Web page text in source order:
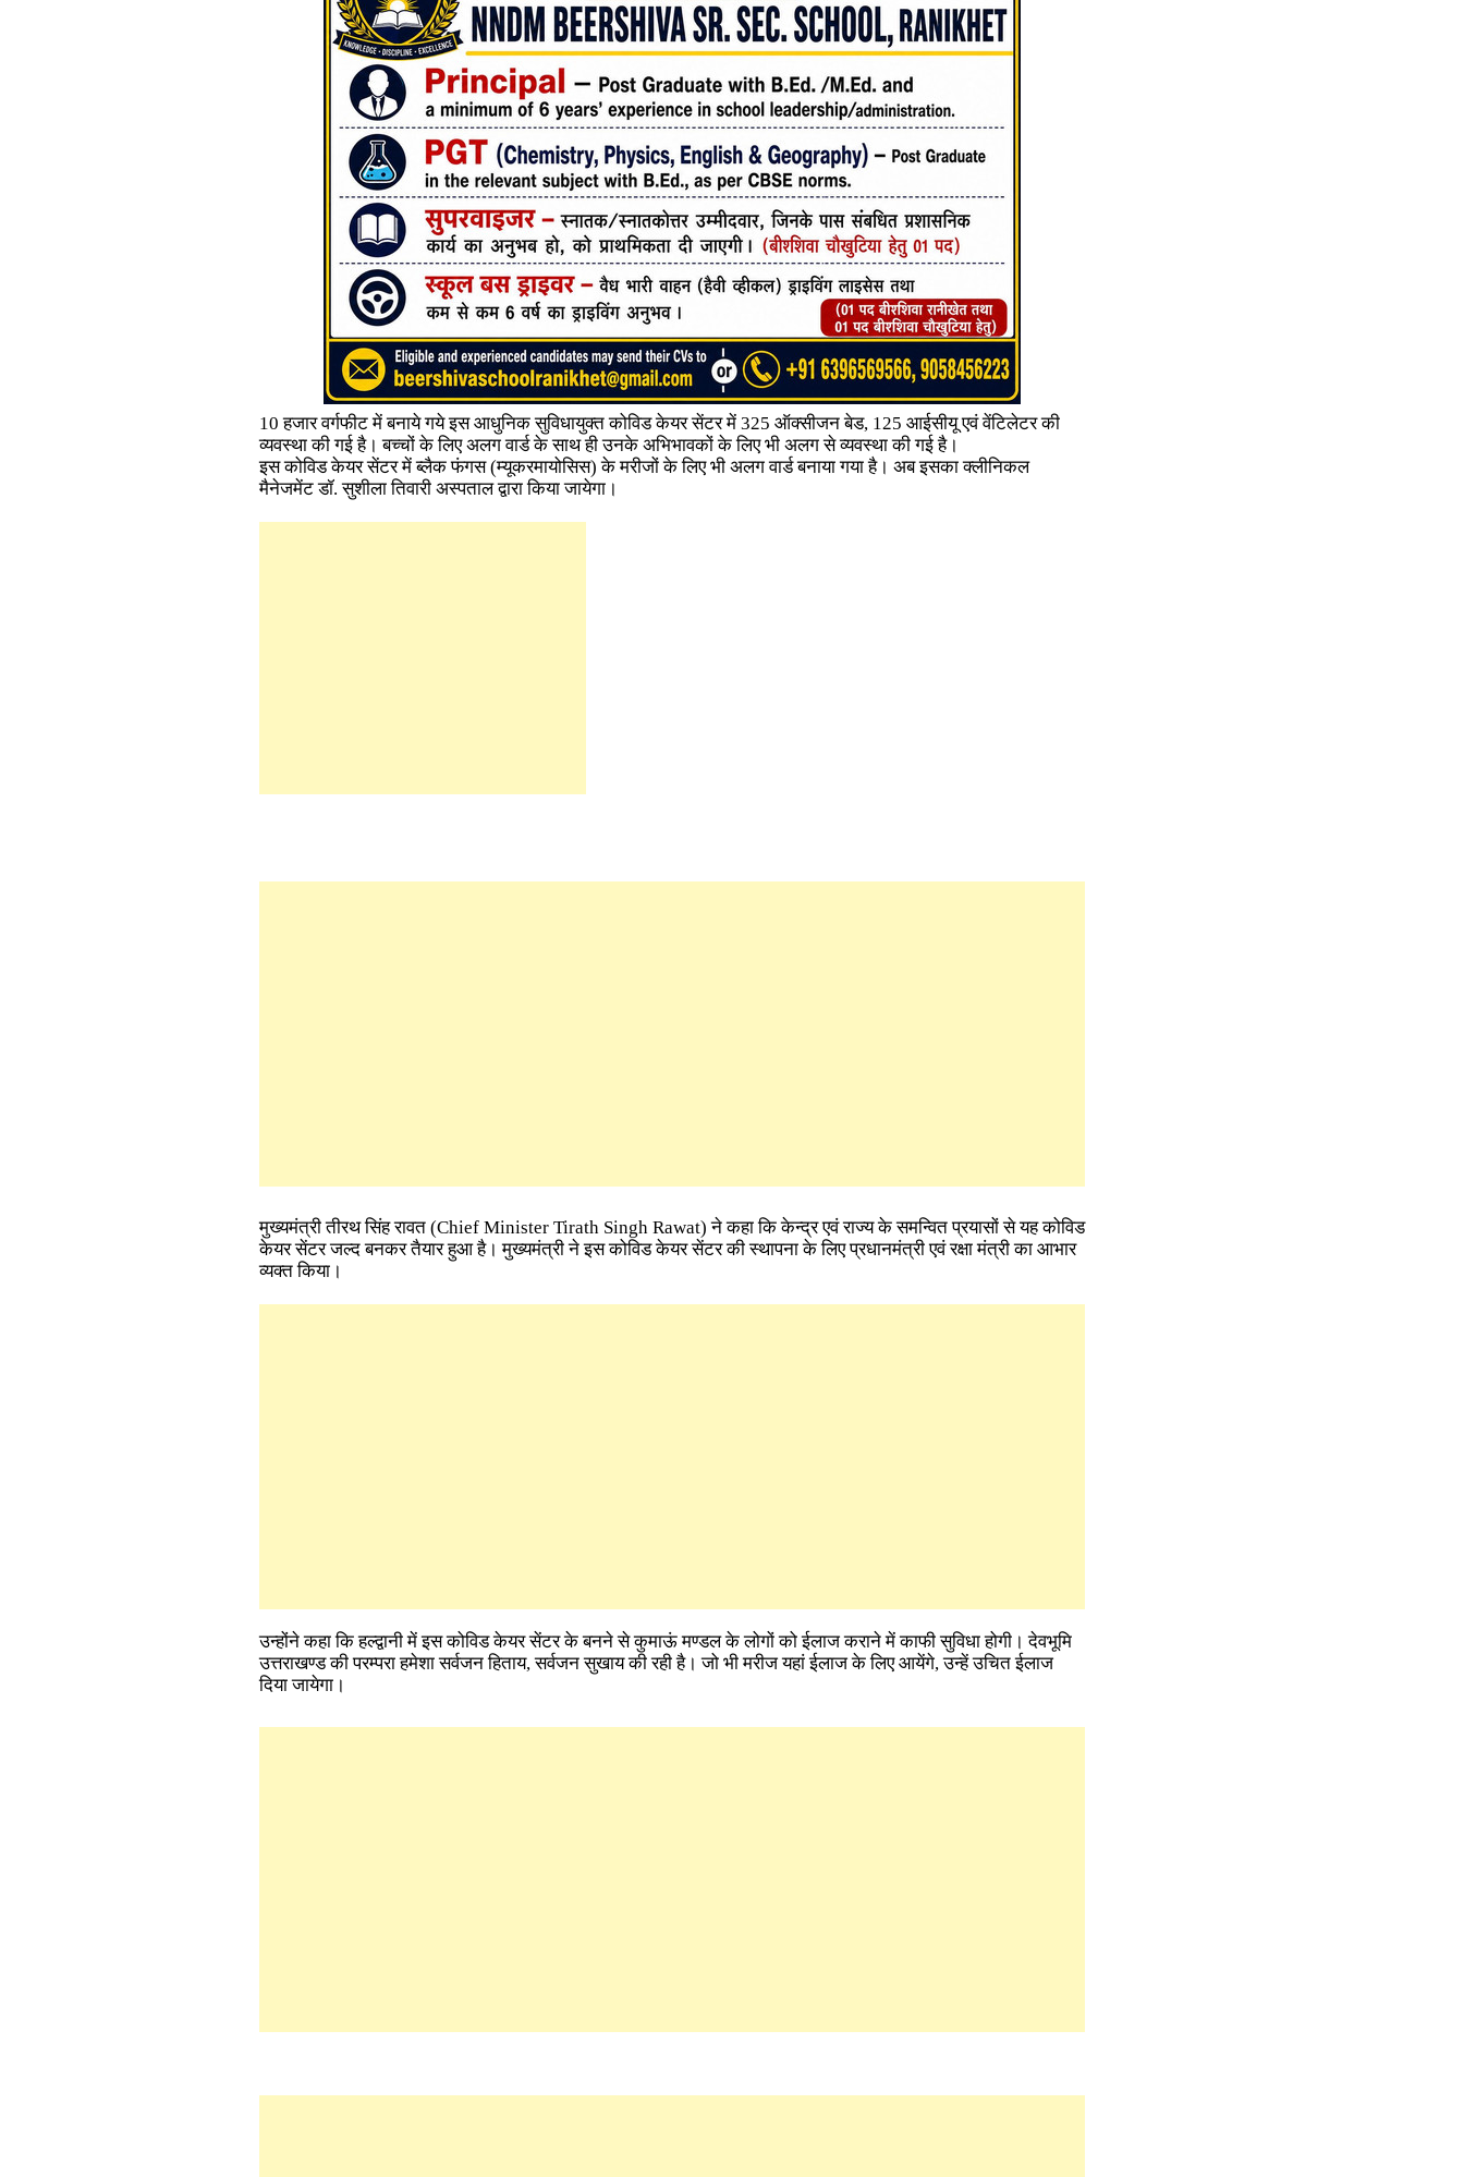
10 हजार वर्गफीट में बनाये गये इस आधुनिक सुविधायुक्त कोविड केयर सेंटर में 325 ऑक्सीजन बेड, 125 आईसीयू एवं वेंटिलेटर की
व्यवस्था की गई है। बच्चों के लिए अलग वार्ड के साथ ही उनके अभिभावकों के लिए भी अलग से व्यवस्था की गई है।
इस कोविड केयर सेंटर में ब्लैक फंगस (म्यूकरमायोसिस) के मरीजों के लिए भी अलग वार्ड बनाया गया है। अब इसका क्लीनिकल
मैनेजमेंट डॉ. सुशीला तिवारी अस्पताल द्वारा किया जायेगा।
मुख्यमंत्री तीरथ सिंह रावत (Chief Minister Tirath Singh Rawat) ने कहा कि केन्द्र एवं राज्य के समन्वित प्रयासों से यह कोविड
केयर सेंटर जल्द बनकर तैयार हुआ है। मुख्यमंत्री ने इस कोविड केयर सेंटर की स्थापना के लिए प्रधानमंत्री एवं रक्षा मंत्री का आभार
व्यक्त किया।
उन्होंने कहा कि हल्द्वानी में इस कोविड केयर सेंटर के बनने से कुमाऊं मण्डल के लोगों को ईलाज कराने में काफी सुविधा होगी। देवभूमि
उत्तराखण्ड की परम्परा हमेशा सर्वजन हिताय, सर्वजन सुखाय की रही है। जो भी मरीज यहां ईलाज के लिए आयेंगे, उन्हें उचित ईलाज
दिया जायेगा।